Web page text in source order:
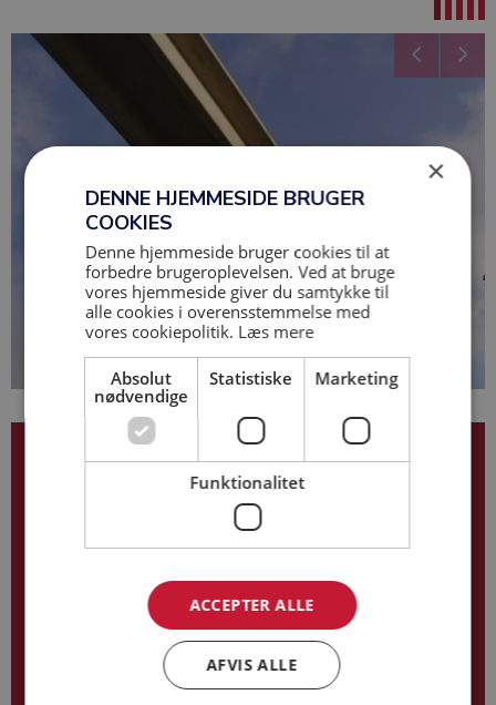
Kurt Kjersgaard Hansen
×
DENNE HJEMMESIDE BRUGER
COOKIES
Denne hjemmeside bruger cookies til at
forbedre brugeroplevelsen. Ved at bruge
vores hjemmeside giver du samtykke til
alle cookies i overensstemmelse med
vores cookiepolitik. Læs mere
Absolut
nødvendige
Statistiske Marketing
Funktionalitet
ACCEPTER ALLE
AFVIS ALLE